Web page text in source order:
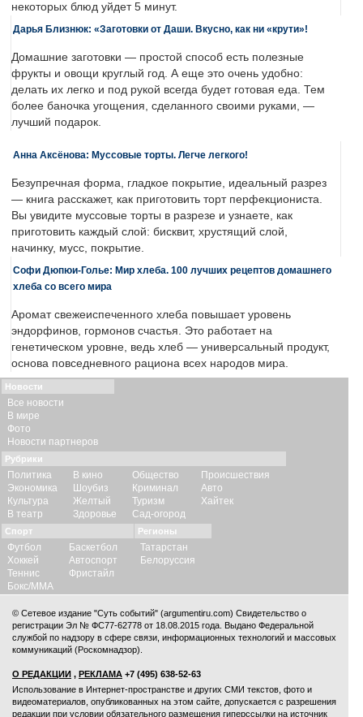
некоторых блюд уйдет 5 минут.
Дарья Близнюк: «Заготовки от Даши. Вкусно, как ни «крути»!
Домашние заготовки — простой способ есть полезные
фрукты и овощи круглый год. А еще это очень удобно:
делать их легко и под рукой всегда будет готовая еда. Тем
более баночка угощения, сделанного своими руками, —
лучший подарок.
Анна Аксёнова: Муссовые торты. Легче легкого!
Безупречная форма, гладкое покрытие, идеальный разрез
— книга расскажет, как приготовить торт перфекциониста.
Вы увидите муссовые торты в разрезе и узнаете, как
приготовить каждый слой: бисквит, хрустящий слой,
начинку, мусс, покрытие.
Софи Дюпюи-Голье: Мир хлеба. 100 лучших рецептов домашнего
хлеба со всего мира
Аромат свежеиспеченного хлеба повышает уровень
эндорфинов, гормонов счастья. Это работает на
генетическом уровне, ведь хлеб — универсальный продукт,
основа повседневного рациона всех народов мира.
Новости
Все новости
В мире
Фото
Новости партнеров
Рубрики
Политика
Экономика
Культура
В театр
В кино
Шоубиз
Желтый
Здоровье
Общество
Криминал
Туризм
Сад-огород
Происшествия
Авто
Хайтек
Спорт
Футбол
Хоккей
Теннис
Бокс/ММА
Баскетбол
Автоспорт
Фристайл
Регионы
Татарстан
Белоруссия
© Сетевое издание "Суть событий" (argumentiru.com) Свидетельство о
регистрации Эл № ФС77-62778 от 18.08.2015 года. Выдано Федеральной
службой по надзору в сфере связи, информационных технологий и массовых
коммуникаций (Роскомнадзор).
О РЕДАКЦИИ , РЕКЛАМА +7 (495) 638-52-63
Использование в Интернет-пространстве и других СМИ текстов, фото и
видеоматериалов, опубликованных на этом сайте, допускается с разрешения
редакции при условии обязательного размещения гиперссылки на источник